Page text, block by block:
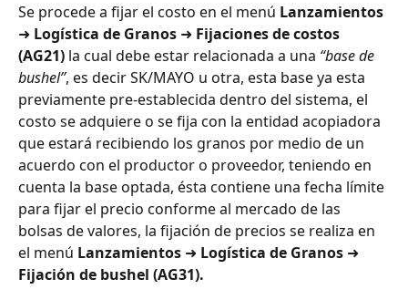
Se procede a fijar el costo en el menú Lanzamientos
➜ Logística de Granos ➜ Fijaciones de costos
(AG21) la cual debe estar relacionada a una “base de
bushel”, es decir SK/MAYO u otra, esta base ya esta
previamente pre-establecida dentro del sistema, el
costo se adquiere o se fija con la entidad acopiadora
que estará recibiendo los granos por medio de un
acuerdo con el productor o proveedor, teniendo en
cuenta la base optada, ésta contiene una fecha límite
para fijar el precio conforme al mercado de las
bolsas de valores, la fijación de precios se realiza en
el menú Lanzamientos ➜ Logística de Granos ➜
Fijación de bushel (AG31).